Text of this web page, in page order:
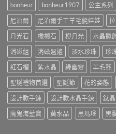
bonheur bonheur1907 公主系列
尼泊爾
尼泊爾手工羊毛氈娃娃
月光石
橄欖石 橙月光 水晶擺
消磁組
消磁週邊 淡水珍珠 珍
紅石榴
紫水晶 綠幽靈 羊毛氈
聖誕禮物首選
聖誕節 花的姿態
設計款手鍊
設計款水晶手鍊 鈦晶
魔鬼海藍寶
黃水晶 黑瑪瑙 黑